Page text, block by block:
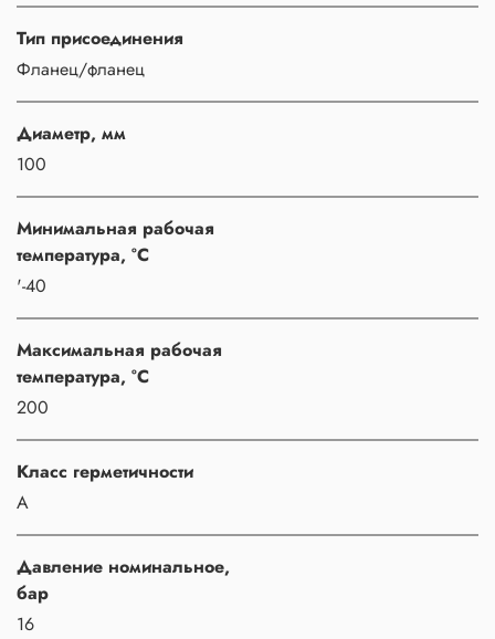
Тип присоединения
Фланец/фланец
Диаметр, мм
100
Минимальная рабочая
температура, °C
'-40
Максимальная рабочая
температура, °C
200
Класс герметичности
A
Давление номинальное,
бар
16